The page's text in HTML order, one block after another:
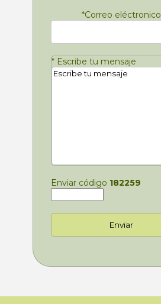
*Correo eléctronico
* Escribe tu mensaje
Enviar código 182259